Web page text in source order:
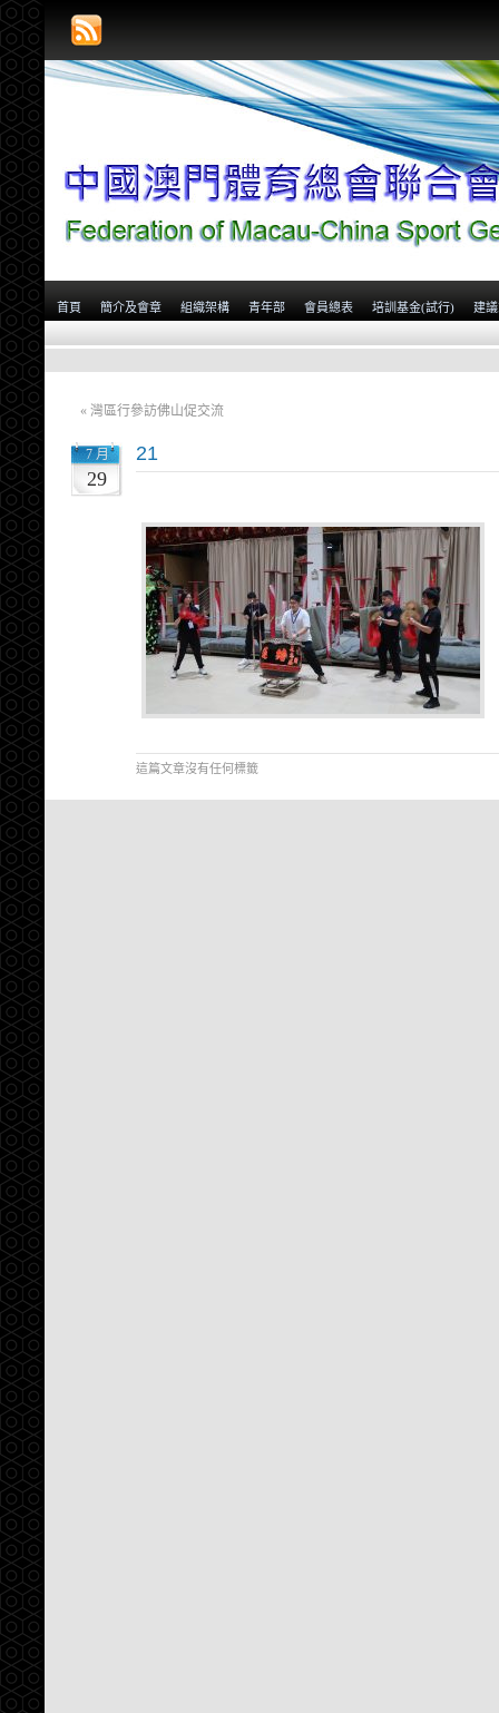
首頁 簡介及會章 組織架構 青年部 會員總表 培訓基金(試行) 建
« 灣區行參訪佛山促交流
7 月
29
21
這篇文章沒有任何標籤